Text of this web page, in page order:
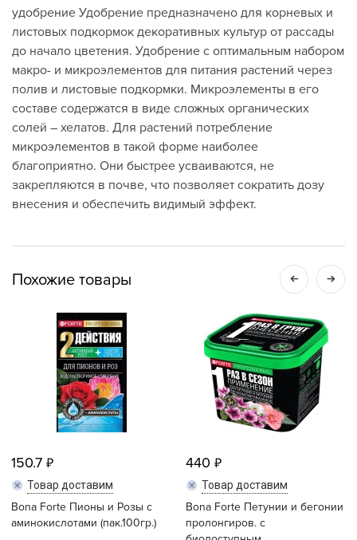
удобрение Удобрение предназначено для корневых и
листовых подкормок декоративных культур от рассады
до начало цветения. Удобрение с оптимальным набором
макро- и микроэлементов для питания растений через
полив и листовые подкормки. Микроэлементы в его
составе содержатся в виде сложных органических
солей – хелатов. Для растений потребление
микроэлементов в такой форме наиболее
благоприятно. Они быстрее усваиваются, не
закрепляются в почве, что позволяет сократить дозу
внесения и обеспечить видимый эффект.
Похожие товары
150.7
Товар доставим
Bona Forte Пионы и Розы с
аминокислотами (пак.100гр.)
440
Товар доставим
Bona Forte Петунии и бегонии
пролонгиров. с